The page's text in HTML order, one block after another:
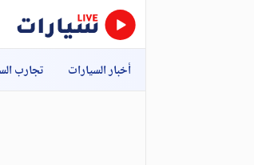
أخبار السيارات تجارب